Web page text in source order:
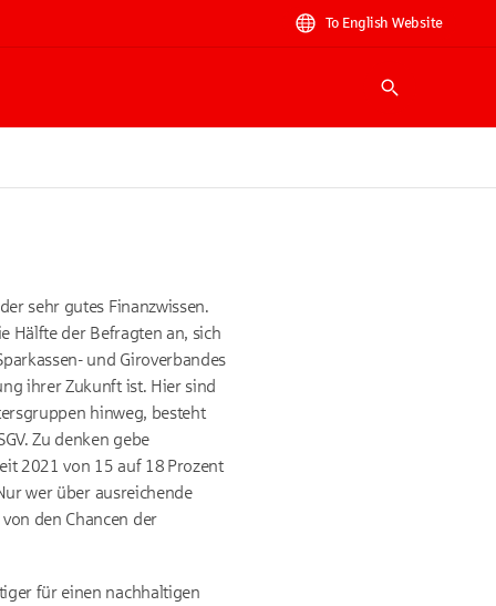
To English Website
Suche
sehr gutes Finanzwissen.
Hälfte der Befragten an, sich
und Giroverbandes
ihrer Zukunft ist. Hier sind
hinweg, besteht
Zu denken gebe
2021 von 15 auf 18 Prozent
wer über ausreichende
den Chancen der
für einen nachhaltigen